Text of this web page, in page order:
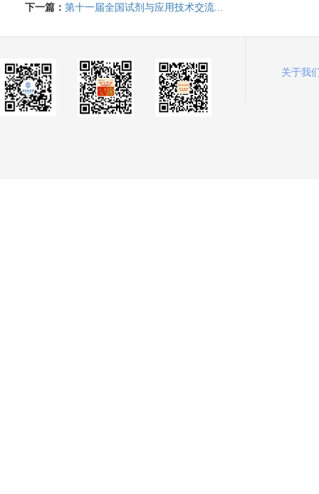
下一篇： 第十一届全国试剂与应用技术交流...
关于我